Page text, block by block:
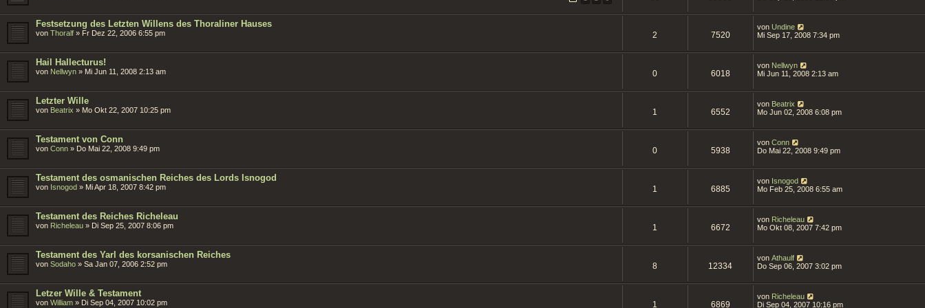
Festsetzung des Letzten Willens des Thoraliner Hauses
von Thoralf » Fr Dez 22, 2006 6:55 pm 2 7520
von Undine
Mi Sep 17, 2008 7:34 pm
Hail Hallecturus!
von Nellwyn » Mi Jun 11, 2008 2:13 am 0 6018
von Nellwyn
Mi Jun 11, 2008 2:13 am
Letzter Wille
von Beatrix » Mo Okt 22, 2007 10:25 pm 1 6552
von Beatrix
Mo Jun 02, 2008 6:08 pm
Testament von Conn
von Conn » Do Mai 22, 2008 9:49 pm 0 5938
von Conn
Do Mai 22, 2008 9:49 pm
Testament des osmanischen Reiches des Lords Isnogod
von Isnogod » Mi Apr 18, 2007 8:42 pm 1 6885
von Isnogod
Mo Feb 25, 2008 6:55 am
Testament des Reiches Richeleau
von Richeleau » Di Sep 25, 2007 8:06 pm 1 6672
von Richeleau
Mo Okt 08, 2007 7:42 pm
Testament des Yarl des korsanischen Reiches
von Sodaho » Sa Jan 07, 2006 2:52 pm 8 12334
von Athaulf
Do Sep 06, 2007 3:02 pm
Letzer Wille & Testament
von William » Di Sep 04, 2007 10:02 pm 1 6869
von Richeleau
Di Sep 04, 2007 10:16 pm